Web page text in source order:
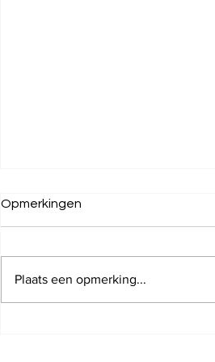
Opmerkingen
Plaats een opmerking...